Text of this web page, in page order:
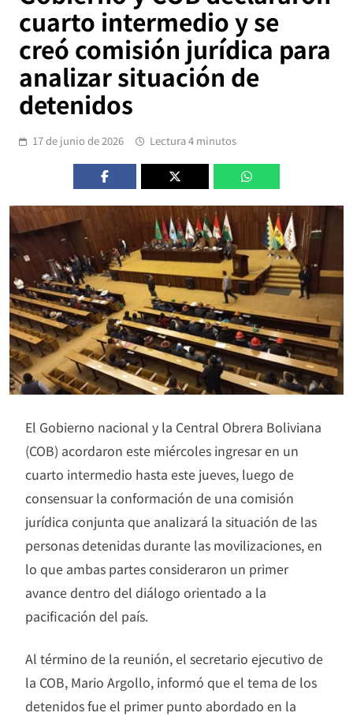
cuarto intermedio y se
creó comisión jurídica para
analizar situación de
detenidos
17 de junio de 2026 Lectura 4 minutos
El Gobierno nacional y la Central Obrera Boliviana
(COB) acordaron este miércoles ingresar en un
cuarto intermedio hasta este jueves, luego de
consensuar la conformación de una comisión
jurídica conjunta que analizará la situación de las
personas detenidas durante las movilizaciones, en
lo que ambas partes consideraron un primer
avance dentro del diálogo orientado a la
pacificación del país.
Al término de la reunión, el secretario ejecutivo de
la COB, Mario Argollo, informó que el tema de los
detenidos fue el primer punto abordado en la